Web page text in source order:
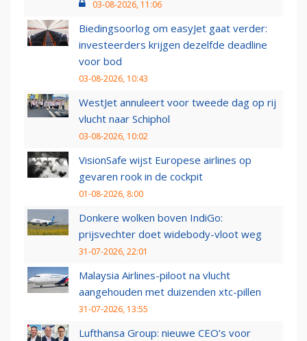
03-08-2026, 11:06
Biedingsoorlog om easyJet gaat verder:
investeerders krijgen dezelfde deadline
voor bod
03-08-2026, 10:43
WestJet annuleert voor tweede dag op rij
vlucht naar Schiphol
03-08-2026, 10:02
VisionSafe wijst Europese airlines op
gevaren rook in de cockpit
01-08-2026, 8:00
Donkere wolken boven IndiGo:
prijsvechter doet widebody-vloot weg
31-07-2026, 22:01
Malaysia Airlines-piloot na vlucht
aangehouden met duizenden xtc-pillen
31-07-2026, 13:55
Lufthansa Group: nieuwe CEO’s voor